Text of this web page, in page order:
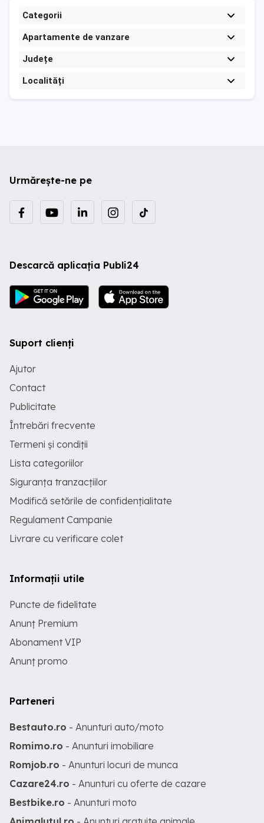
Categorii
Apartamente de vanzare
Județe
Localități
Urmărește-ne pe
Descarcă aplicația Publi24
Suport clienți
Ajutor
Contact
Publicitate
Întrebări frecvente
Termeni și condiții
Lista categoriilor
Siguranța tranzacțiilor
Modifică setările de confidențialitate
Regulament Campanie
Livrare cu verificare colet
Informații utile
Puncte de fidelitate
Anunț Premium
Abonament VIP
Anunț promo
Parteneri
Bestauto.ro - Anunturi auto/moto
Romimo.ro - Anunturi imobiliare
Romjob.ro - Anunturi locuri de munca
Cazare24.ro - Anunturi cu oferte de cazare
Bestbike.ro - Anunturi moto